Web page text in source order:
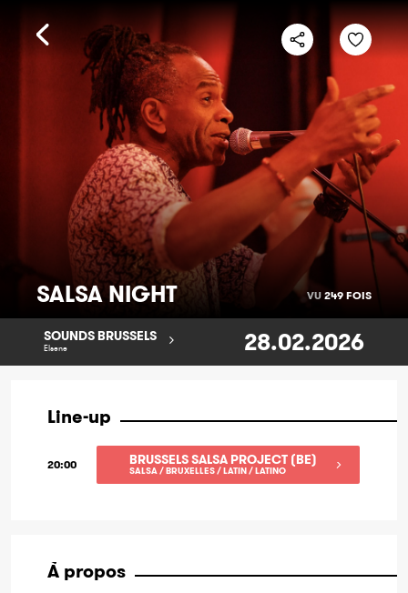
SALSA NIGHT VU 249 FOIS
SOUNDS BRUSSELS
Elsene 28.02.2026
Line-up
20:00 BRUSSELS SALSA PROJECT (BE)
SALSA / BRUXELLES / LATIN / LATINO
À propos